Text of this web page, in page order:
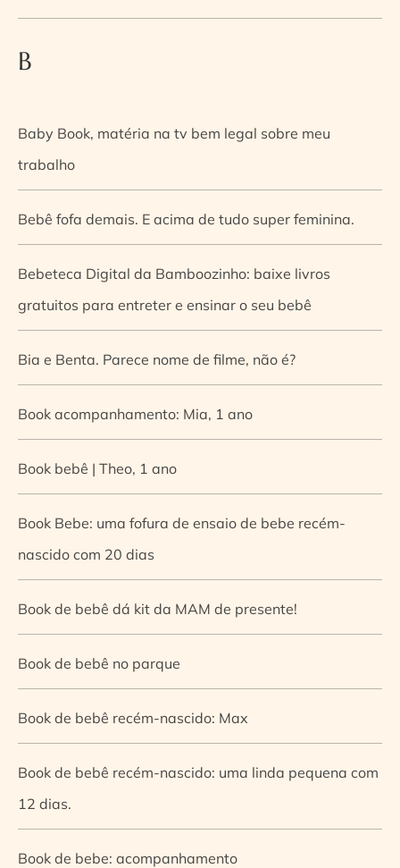
B
Baby Book, matéria na tv bem legal sobre meu
trabalho
Bebê fofa demais. E acima de tudo super feminina.
Bebeteca Digital da Bamboozinho: baixe livros
gratuitos para entreter e ensinar o seu bebê
Bia e Benta. Parece nome de filme, não é?
Book acompanhamento: Mia, 1 ano
Book bebê | Theo, 1 ano
Book Bebe: uma fofura de ensaio de bebe recém-
nascido com 20 dias
Book de bebê dá kit da MAM de presente!
Book de bebê no parque
Book de bebê recém-nascido: Max
Book de bebê recém-nascido: uma linda pequena com
12 dias.
Book de bebe: acompanhamento